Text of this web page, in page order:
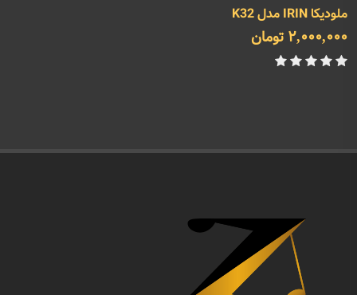
ملودیکا IRIN مدل K32
2,000,000 تومان